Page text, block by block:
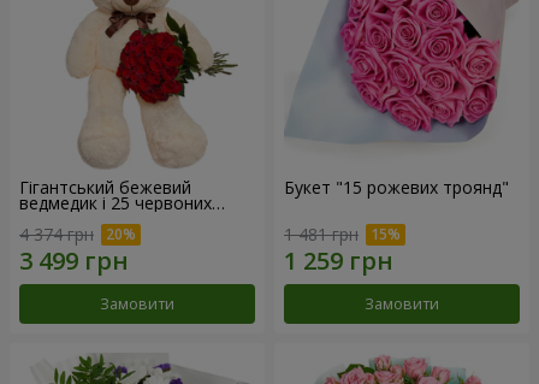
Гігантський бежевий
ведмедик і 25 червоних
троянд
4 374 грн
Замовити
Букет "15 рожевих троянд"
1 481 грн
Замовити